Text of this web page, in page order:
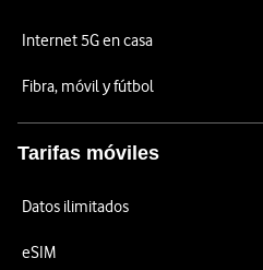
Internet 5G en casa
Fibra, móvil y fútbol
Tarifas móviles
Datos ilimitados
eSIM